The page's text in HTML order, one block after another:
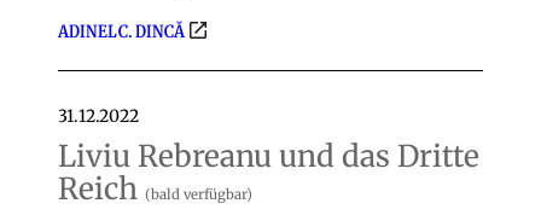
ADINEL C. DINCĂ
31.12.2022
Liviu Rebreanu und das Dritte
Reich (bald verfügbar)